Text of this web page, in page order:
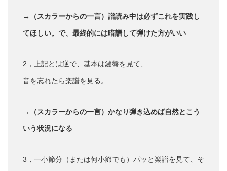
→（スカラーからの一言）譜読み中は必ずこれを実践し
てほしい。で、最終的には暗譜して弾けた方がいい
2，上記とは逆で、基本は鍵盤を見て、
音を忘れたら楽譜を見る。
→（スカラーからの一言）かなり弾き込めば自然とこう
いう状況になる
3，一小節分（または何小節でも）パッと楽譜を見て、そ